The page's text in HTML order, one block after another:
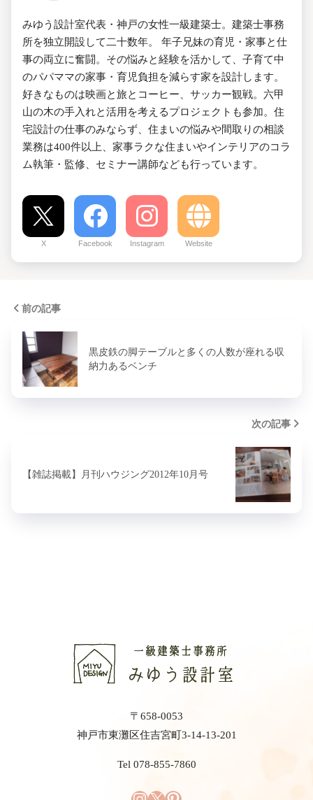
みゆう設計室代表・神戸の女性一級建築士。建築士事務
所を独立開設して二十数年。 年子兄妹の育児・家事と仕
事の両立に奮闘。その悩みと経験を活かして、子育て中
のパパママの家事・育児負担を減らす家を設計します。
好きなものは映画と旅とコーヒー、サッカー観戦。六甲
山の木の手入れと活用を考えるプロジェクトも参加。住
宅設計の仕事のみならず、住まいの悩みや間取りの相談
業務は400件以上、家事ラクな住まいやインテリアのコラ
ム執筆・監修、セミナー講師なども行っています。
X Facebook Instagram Website
前の記事
黒皮鉄の脚テーブルと多くの人数が座れる収
納力あるベンチ
次の記事
【雑誌掲載】月刊ハウジング2012年10月号
〒658-0053
神戸市東灘区住吉宮町3-14-13-201
Tel 078-855-7860